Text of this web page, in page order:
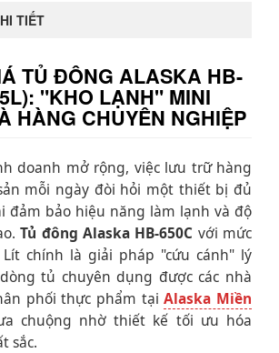
TIẾT
TỦ ĐÔNG ALASKA HB-
"KHO LẠNH" MINI
HÀNG CHUYÊN NGHIỆP
doanh mở rộng, việc lưu trữ hàng
mỗi ngày đòi hỏi một thiết bị đủ
đảm bảo hiệu năng làm lạnh và độ
Tủ đông Alaska HB-650C với mức
chính là giải pháp "cứu cánh" lý
tủ chuyên dụng được các nhà
phối thực phẩm tạiAlaska Miền
chuộng nhờ thiết kế tối ưu hóa
sắc.